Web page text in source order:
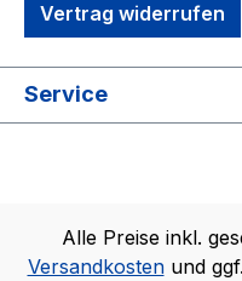
Vertrag widerrufen
Service
Alle Preise inkl.
Versandkostenund